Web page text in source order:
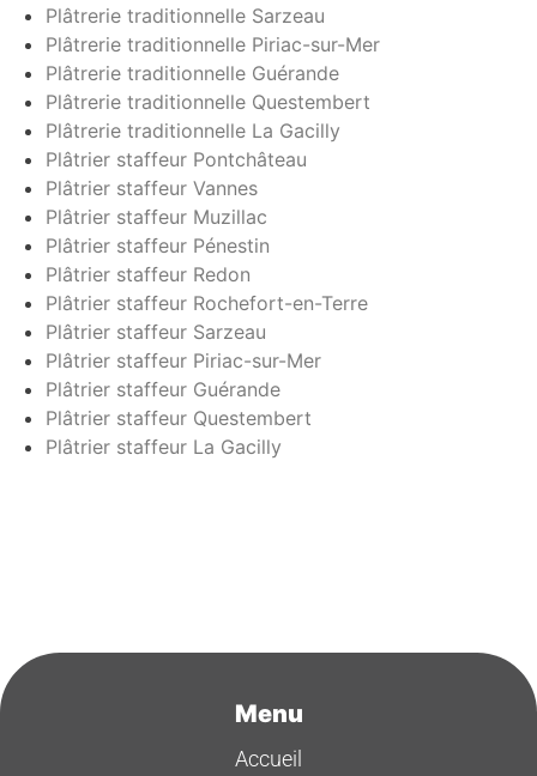
Plâtrerie traditionnelle Sarzeau
Plâtrerie traditionnelle Piriac-sur-Mer
Plâtrerie traditionnelle Guérande
Plâtrerie traditionnelle Questembert
Plâtrerie traditionnelle La Gacilly
Plâtrier staffeur Pontchâteau
Plâtrier staffeur Vannes
Plâtrier staffeur Muzillac
Plâtrier staffeur Pénestin
Plâtrier staffeur Redon
Plâtrier staffeur Rochefort-en-Terre
Plâtrier staffeur Sarzeau
Plâtrier staffeur Piriac-sur-Mer
Plâtrier staffeur Guérande
Plâtrier staffeur Questembert
Plâtrier staffeur La Gacilly
Menu
Accueil